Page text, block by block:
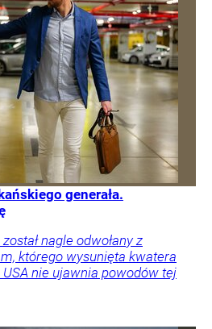
generała.
nagle odwołany z
którego wysunięta kwatera
nie ujawnia powodów tej